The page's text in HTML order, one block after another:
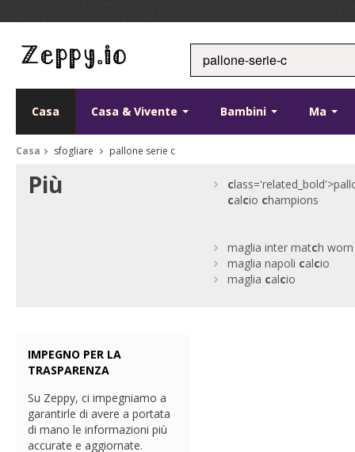
Casa Casa & Vivente Bambini Ma
Casa sfogliare pallone serie c
Più c
calcio champions
maglia inter match worn
maglia napoli calcio
maglia calcio
IMPEGNO PER LA
TRASPARENZA
Su Zeppy, ci impegniamo a
garantirle di avere a portata
di mano le informazioni più
accurate e aggiornate.